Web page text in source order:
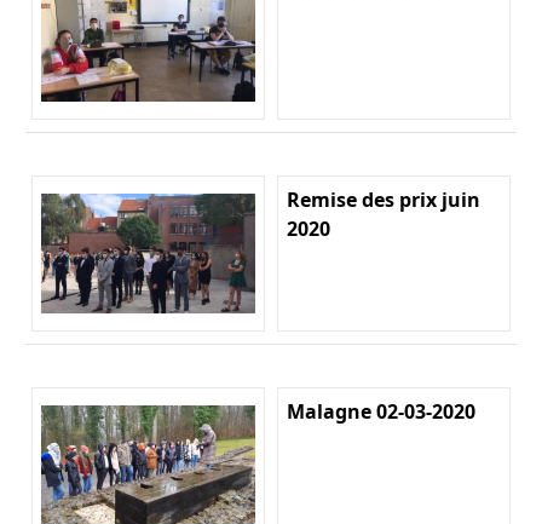
Remise des prix juin
2020
Malagne 02-03-2020